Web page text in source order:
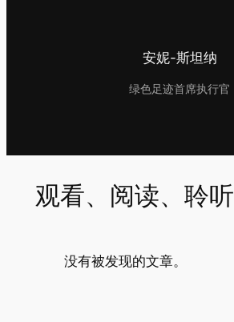
安妮-斯坦纳
绿色足迹首席执行官
观看、阅读、聆听
没有被发现的文章。